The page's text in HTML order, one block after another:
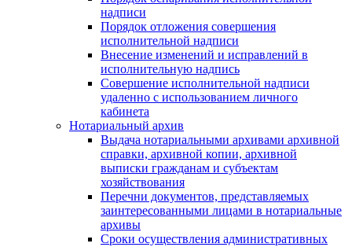
надписи
Порядок отложения совершения
исполнительной надписи
Внесение изменений и исправлений в
исполнительную надпись
Совершение исполнительной надписи
удаленно с использованием личного
кабинета
Нотариальный архив
Выдача нотариальными архивами архивной
справки, архивной копии, архивной
выписки гражданам и субъектам
хозяйствования
Перечни документов, представляемых
заинтересованными лицами в нотариальные
архивы
Сроки осуществления административных